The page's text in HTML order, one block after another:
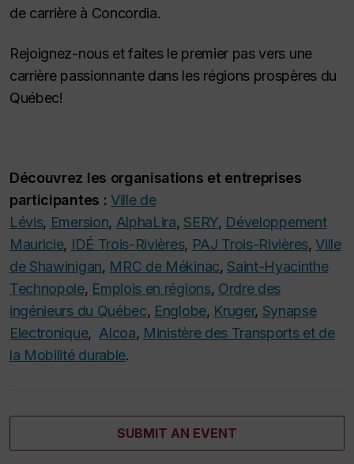
de carrière à Concordia.
Rejoignez-nous et faites le premier pas vers une
carrière passionnante dans les régions prospères du
Québec!
Découvrez les organisations et entreprises
participantes : Ville de
Lévis, Emersion, AlphaLira, SERY, Développement
Mauricie, IDÉ Trois-Rivières, PAJ Trois-Rivières,Ville
de Shawinigan, MRC de Mékinac, Saint-Hyacinthe
Technopole, Emplois en régions, Ordre des
ingénieurs du Québec, Englobe, Kruger, Synapse
Electronique, Alcoa, Ministère des Transports et de
la Mobilité durable.
SUBMIT AN EVENT